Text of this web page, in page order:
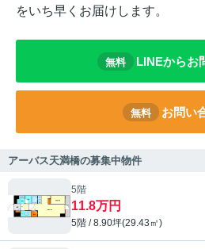
をいち早くお届けします。
無料 LINEからお
無料 お問い
アーバス天満橋の募集中物件
5階
11.8万円
5階 / 8.90坪(29.43㎡)